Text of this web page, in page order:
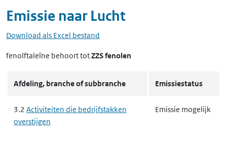
Emissie naar Lucht
Download als Excel bestand
fenolftaleïne behoort totZZS fenolen
Afdeling, branche of subbranche Emissiestatus
3.2 Activiteiten die bedrijfstakken
overstijgen
Emissie mogelijk